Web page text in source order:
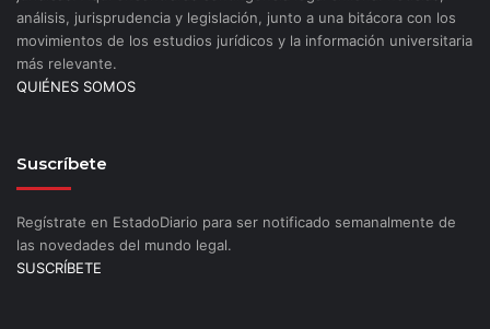
análisis, jurisprudencia y legislación, junto a una bitácora con los
movimientos de los estudios jurídicos y la información universitaria
más relevante.
QUIÉNES SOMOS
Suscríbete
Regístrate en EstadoDiario para ser notificado semanalmente de
las novedades del mundo legal.
SUSCRÍBETE